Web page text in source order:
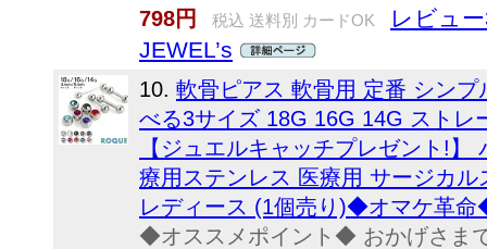
798円
税込 送料別 カードOK
レビュ
JEWEL’s
10. 軟骨ピアス 軟骨用 定番 シン
べる3サイズ 18G 16G 14G ストレ
【ジュエルキャッチプレゼント!
療用ステンレス 医療用 サージカ
レディース (1個売り)◆オマケ革
◆オススメポイント◆ おかげさま